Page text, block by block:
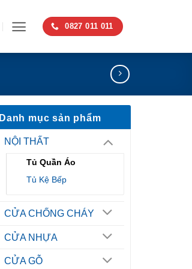
0827 011 011
Danh mục sản phẩm
NỘI THẤT
Tủ Quần Áo
Tủ Kệ Bếp
CỬA CHỐNG CHÁY
CỬA NHỰA
CỬA GỖ